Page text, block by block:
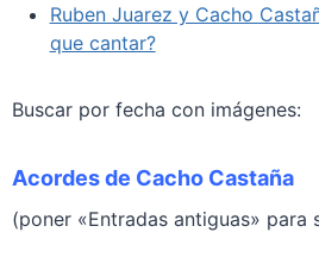
Ruben Juarez y Cacho
que cantar?
Buscar por fecha con imágenes:
Acordes de Cacho Castaña
(poner «Entradas antiguas» para